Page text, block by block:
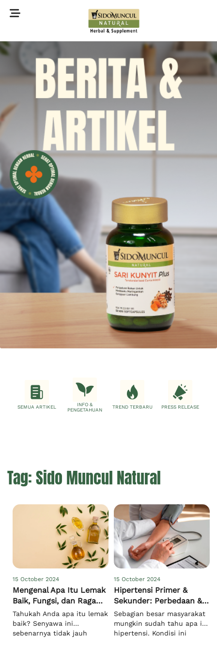
©2022 Sidomuncul Natural All right reserved
SEMUA ARTIKEL
INFO &
PENGETAHUAN
TREND TERBARU PRESS RELEASE
Tag:Sido Muncul Natural
15 October 2024
Mengenal Apa Itu Lemak
Baik, Fungsi, dan Ragam
Sumbernya
Tahukah Anda apa itu lemak
baik? Senyawa ini
sebenarnya tidak jauh
15 October 2024
Hipertensi Primer &
Sekunder: Perbedaan &
Faktor Risikonya
Sebagian besar masyarakat
mungkin sudah tahu apa itu
hipertensi. Kondisi ini